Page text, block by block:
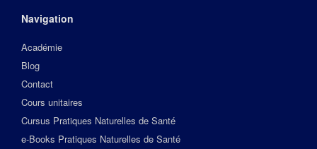
Navigation
Académie
Blog
Contact
Cours unitaires
Cursus Pratiques Naturelles de Santé
e-Books Pratiques Naturelles de Santé